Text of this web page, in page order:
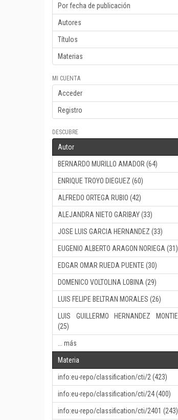
Por fecha de publicación
Autores
Títulos
Materias
MI CUENTA
Acceder
Registro
DESCUBRE
Autor
BERNARDO MURILLO AMADOR (64)
ENRIQUE TROYO DIEGUEZ (60)
ALFREDO ORTEGA RUBIO (42)
ALEJANDRA NIETO GARIBAY (33)
JOSE LUIS GARCIA HERNANDEZ (33)
EUGENIO ALBERTO ARAGON NORIEGA (31)
EDGAR OMAR RUEDA PUENTE (30)
DOMENICO VOLTOLINA LOBINA (29)
LUIS FELIPE BELTRAN MORALES (26)
LUIS GUILLERMO HERNANDEZ MONTIEL
(25)
... más
Materia
info:eu-repo/classification/cti/2 (423)
info:eu-repo/classification/cti/24 (400)
info:eu-repo/classification/cti/2401 (243)